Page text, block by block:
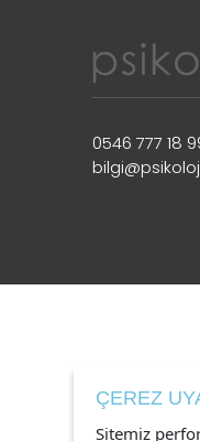
0546 777 18
ÇEREZ
Sitemiz